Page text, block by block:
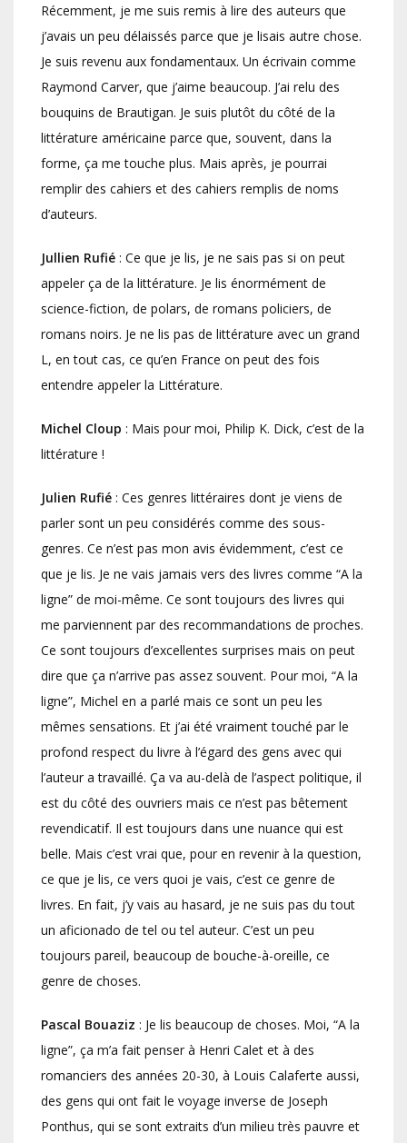
Récemment, je me suis remis à lire des auteurs que
j’avais un peu délaissés parce que je lisais autre chose.
Je suis revenu aux fondamentaux. Un écrivain comme
Raymond Carver, que j’aime beaucoup. J’ai relu des
bouquins de Brautigan. Je suis plutôt du côté de la
littérature américaine parce que, souvent, dans la
forme, ça me touche plus. Mais après, je pourrai
remplir des cahiers et des cahiers remplis de noms
d’auteurs.
Jullien Rufié : Ce que je lis, je ne sais pas si on peut
appeler ça de la littérature. Je lis énormément de
science-fiction, de polars, de romans policiers, de
romans noirs. Je ne lis pas de littérature avec un grand
L, en tout cas, ce qu’en France on peut des fois
entendre appeler la Littérature.
Michel Cloup : Mais pour moi, Philip K. Dick, c’est de la
littérature !
Julien Rufié : Ces genres littéraires dont je viens de
parler sont un peu considérés comme des sous-
genres. Ce n’est pas mon avis évidemment, c’est ce
que je lis. Je ne vais jamais vers des livres comme “A la
ligne” de moi-même. Ce sont toujours des livres qui
me parviennent par des recommandations de proches.
Ce sont toujours d’excellentes surprises mais on peut
dire que ça n’arrive pas assez souvent. Pour moi, “A la
ligne”, Michel en a parlé mais ce sont un peu les
mêmes sensations. Et j’ai été vraiment touché par le
profond respect du livre à l’égard des gens avec qui
l’auteur a travaillé. Ça va au-delà de l’aspect politique, il
est du côté des ouvriers mais ce n’est pas bêtement
revendicatif. Il est toujours dans une nuance qui est
belle. Mais c’est vrai que, pour en revenir à la question,
ce que je lis, ce vers quoi je vais, c’est ce genre de
livres. En fait, j’y vais au hasard, je ne suis pas du tout
un aficionado de tel ou tel auteur. C’est un peu
toujours pareil, beaucoup de bouche-à-oreille, ce
genre de choses.
Pascal Bouaziz : Je lis beaucoup de choses. Moi, “A la
ligne”, ça m’a fait penser à Henri Calet et à des
romanciers des années 20-30, à Louis Calaferte aussi,
des gens qui ont fait le voyage inverse de Joseph
Ponthus, qui se sont extraits d’un milieu très pauvre et